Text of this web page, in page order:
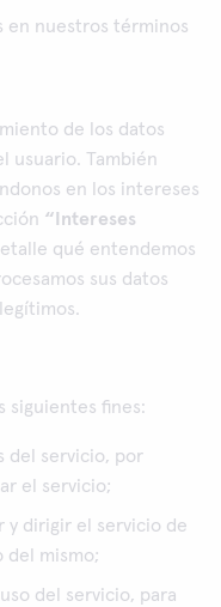
en nuestros términos
de los datos
usuario. También
en los intereses
“Intereses
qué entendemos
sus datos
siguientes fines:
del servicio, por
el servicio;
y dirigir el servicio de
del mismo;
del servicio, para